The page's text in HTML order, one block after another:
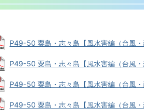
P49-50 粟島・志々島【風水害編（台風
P49-50 粟島・志々島【風水害編（台風
P49-50 粟島・志々島【風水害編（台風
P49-50 粟島・志々島【風水害編（台風